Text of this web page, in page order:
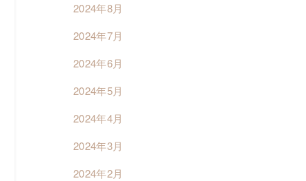
2024年8月
2024年7月
2024年6月
2024年5月
2024年4月
2024年3月
2024年2月